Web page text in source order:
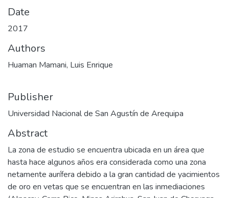
Date
2017
Authors
Huaman Mamani, Luis Enrique
Publisher
Universidad Nacional de San Agustín de Arequipa
Abstract
La zona de estudio se encuentra ubicada en un área que
hasta hace algunos años era considerada como una zona
netamente aurífera debido a la gran cantidad de yacimientos
de oro en vetas que se encuentran en las inmediaciones